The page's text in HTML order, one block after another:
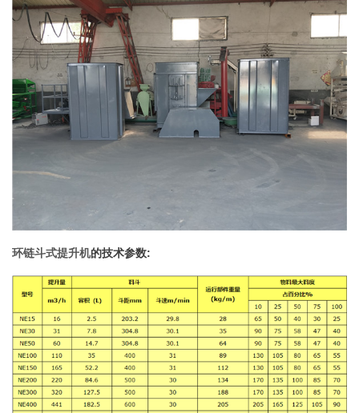
环链斗式提升机的技术参数: